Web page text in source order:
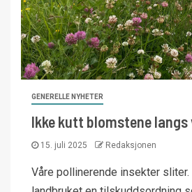
GENERELLE NYHETER
Ikke kutt blomstene langs
15. juli 2025 Redaksjonen
Våre pollinerende insekter sliter.